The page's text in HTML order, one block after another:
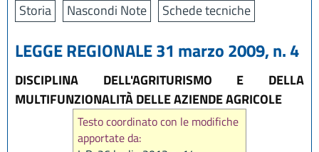
Storia
Nascondi Note Schede tecniche
LEGGE REGIONALE 31 marzo 2009, n. 4
DISCIPLINA DELL'AGRITURISMO E DELLA
MULTIFUNZIONALITÀ DELLE AZIENDE AGRICOLE
Testo coordinato con le modifiche
apportate da: